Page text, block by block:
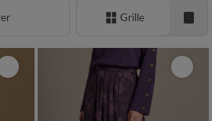
Grille